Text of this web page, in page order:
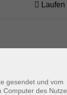
Laufen
gesendet und vom
Computer des